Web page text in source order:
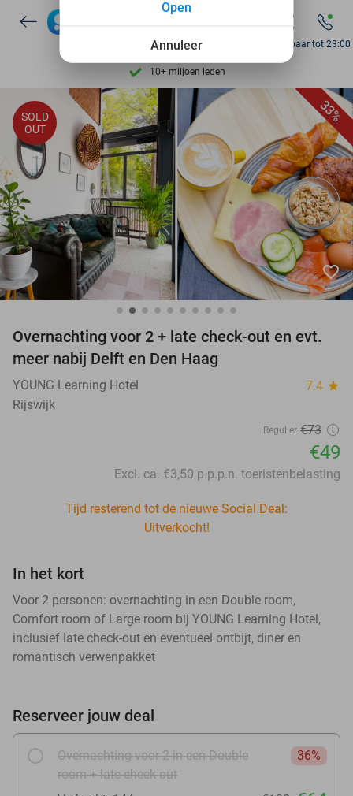
Ontdek 15.000+ deals
7 dagen per week beschikbaar
10+ miljoen leden
op basis van 205.791 reviews
Ontdek 15.000+ deals
7 dagen per week beschikbaar
10+ miljoen leden
Bereikbaar tot 23:00
33%
SOLD
OUT
favorite_border
Overnachting voor 2 + late check-out en evt.
meer nabij Delft en Den Haag
YOUNG Learning Hotel 7.4 star
Rijswijk
Regulier €73
€49
Excl. ca. €3,50 p.p.p.n. toeristenbelasting
Tijd resterend tot de nieuwe Social Deal:
Uitverkocht!
In het kort
Voor 2 personen: overnachting in een Double room,
Comfort room of Large room bij YOUNG Learning Hotel,
inclusief late check-out en eventueel ontbijt, diner en
romantisch verwenpakket
Reserveer jouw deal
Overnachting voor 2 in een Double
room + late check-out
36%
Annuleer
Open